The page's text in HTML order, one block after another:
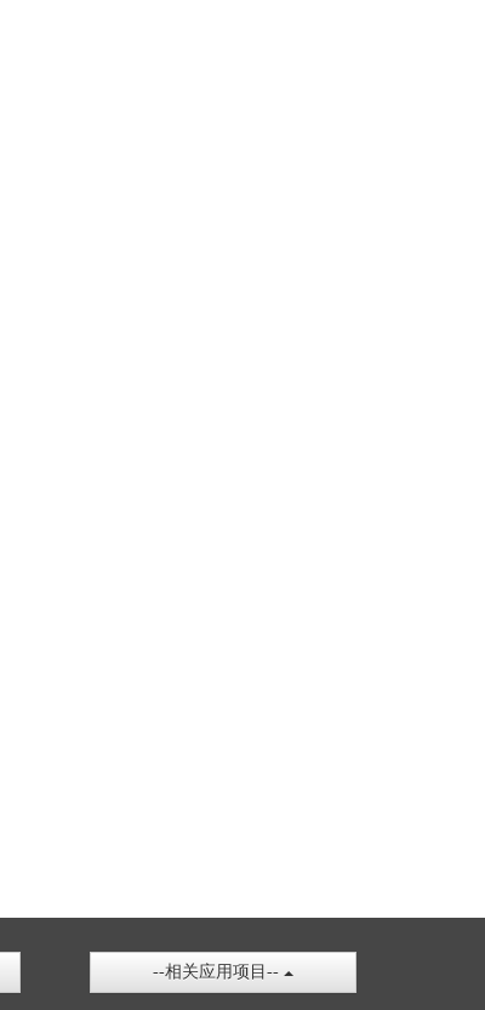
--相关应用项目--